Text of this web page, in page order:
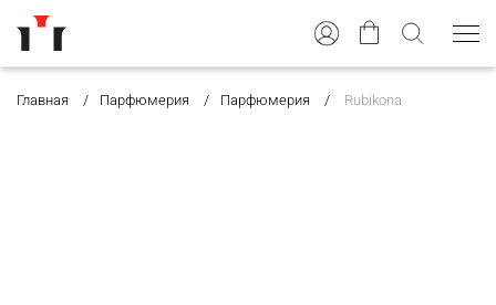
Главная Парфюмерия Парфюмерия Rubikona